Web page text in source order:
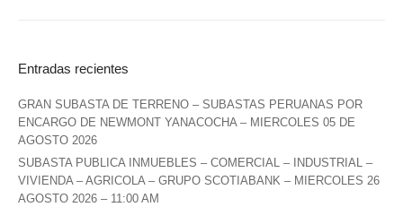
Entradas recientes
GRAN SUBASTA DE TERRENO – SUBASTAS PERUANAS POR
ENCARGO DE NEWMONT YANACOCHA – MIERCOLES 05 DE
AGOSTO 2026
SUBASTA PUBLICA INMUEBLES – COMERCIAL – INDUSTRIAL –
VIVIENDA – AGRICOLA – GRUPO SCOTIABANK – MIERCOLES 26
AGOSTO 2026 – 11:00 AM